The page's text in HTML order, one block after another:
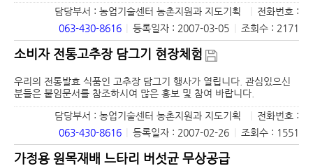
담당부서 : 농업기술센터 농촌지원과 지도기획
전화번호 :
063-430-8616
등록일자 : 2007-03-05 조회수 : 2171
소비자 전통고추장 담그기 현장체험
우리의 전통발효 식품인 고추장 담그기 행사가 열립니다. 관심있으신
분들은 붙임문서를 참조하시여 많은 홍보 및 참여 바랍니다.
담당부서 : 농업기술센터 농촌지원과 지도기획
전화번호 :
063-430-8616
등록일자 : 2007-02-26 조회수 : 1551
가정용 원목재배 느타리 버섯균 무상공급